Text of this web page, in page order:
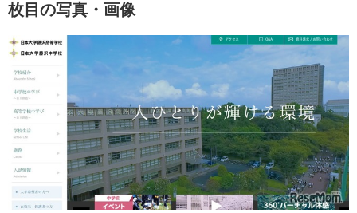
枚目の写真・画像